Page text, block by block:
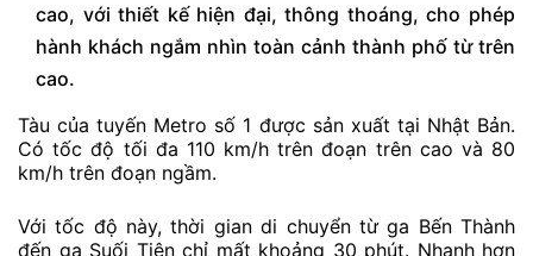
cao, với thiết kế hiện đại, thông thoáng, cho phép
hành khách ngắm nhìn toàn cảnh thành phố từ trên
cao.
Tàu của tuyến Metro số 1 được sản xuất tại Nhật Bản.
Có tốc độ tối đa 110 km/h trên đoạn trên cao và 80
km/h trên đoạn ngầm.
Với tốc độ này, thời gian di chuyển từ ga Bến Thành
đến ga Suối Tiên chỉ mất khoảng 30 phút. Nhanh hơn